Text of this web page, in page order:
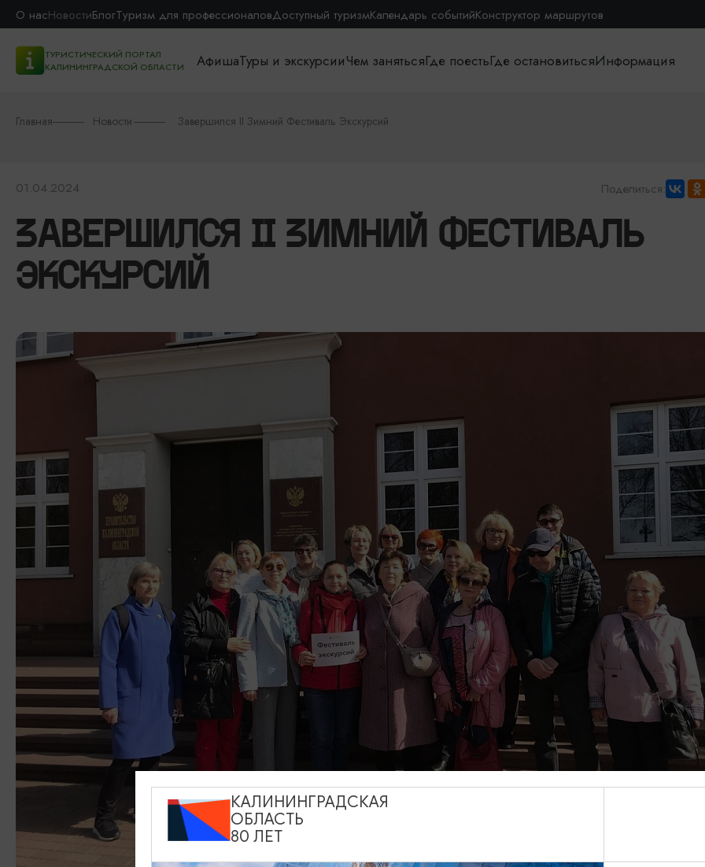
О насНовостиБлогТуризм для профессионаловДоступный туризмКалендарь событийКонструктор маршрутов
ТУРИСТИЧЕСКИЙ ПОРТАЛ
КАЛИНИНГРАДСКОЙ ОБЛАСТИ
АфишаТуры и экскурсииЧем занятьсяГде поестьГде остановитьсяИнформация
Главная Новости Завершился II Зимний Фестиваль Экскурсий
01.04.2024 Поделиться:
ЗАВЕРШИЛСЯ II ЗИМНИЙ ФЕСТИВАЛЬ
ЭКСКУРСИЙ
КАЛИНИНГРАДСКАЯ
ОБЛАСТЬ
80 ЛЕТ